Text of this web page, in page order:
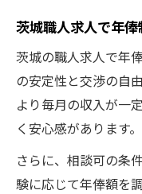
茨城職人求人で年
茨城の職人求人で年
の安定性と交渉の自
より毎月の収入が一
く安心感があります。
さらに、相談可の条
験に応じて年俸額を